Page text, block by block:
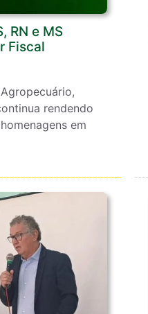
RN e MS
Fiscal
rendendo
em